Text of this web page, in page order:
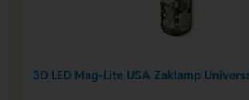
3D LED Mag-Lite USA Zaklamp